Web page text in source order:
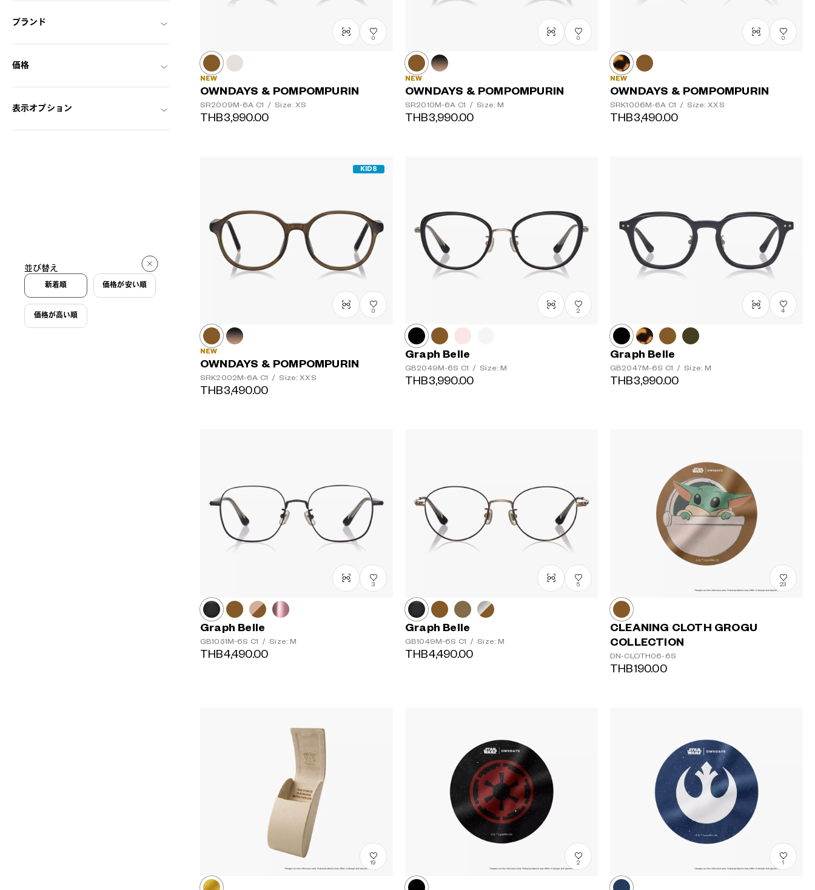
ブランド
価格
表示オプション
並び替え
新着順 価格が安い順
価格が高い順
0
NEW
OWNDAYS & POMPOMPURIN
SR2009M-6A C1 / Size: XS
THB3,990.00
0
NEW
OWNDAYS & POMPOMPURIN
SR2010M-6A C1 / Size: M
THB3,990.00
0
NEW
OWNDAYS & POMPOMPURIN
SRK1006M-6A C1 / Size: XXS
THB3,490.00
KIDS
0
NEW
OWNDAYS & POMPOMPURIN
SRK2002M-6A C1 / Size: XXS
THB3,490.00
2
Graph Belle
GB2049M-6S C1 / Size: M
THB3,990.00
4
Graph Belle
GB2047M-6S C1 / Size: M
THB3,990.00
3
Graph Belle
GB1051M-6S C1 / Size: M
THB4,490.00
5
Graph Belle
GB1049M-6S C1 / Size: M
THB4,490.00
23
CLEANING CLOTH GROGU
COLLECTION
DN-CLOTH06-6S
THB190.00
19 2 1